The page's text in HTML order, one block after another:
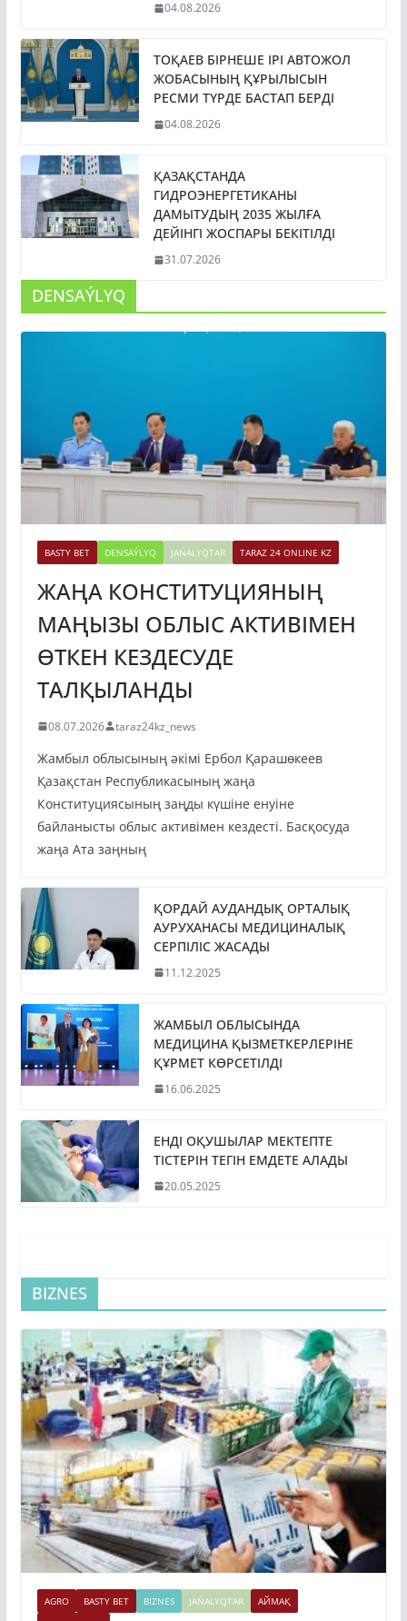
04.08.2026
ТОҚАЕВ БІРНЕШЕ ІРІ АВТОЖОЛ
ЖОБАСЫНЫҢ ҚҰРЫЛЫСЫН
РЕСМИ ТҮРДЕ БАСТАП БЕРДІ
04.08.2026
ҚАЗАҚСТАНДА
ГИДРОЭНЕРГЕТИКАНЫ
ДАМЫТУДЫҢ 2035 ЖЫЛҒА
ДЕЙІНГІ ЖОСПАРЫ БЕКІТІЛДІ
31.07.2026
DENSAÝLYQ
BASTY BET DENSAÝLYQ JAŃALYQTAR TARAZ 24 ONLINE KZ
ЖАҢА КОНСТИТУЦИЯНЫҢ
МАҢЫЗЫ ОБЛЫС АКТИВІМЕН
ӨТКЕН КЕЗДЕСУДЕ
ТАЛҚЫЛАНДЫ
08.07.2026 taraz24kz_news
Жамбыл облысының әкімі Ербол Қарашөкеев
Қазақстан Республикасының жаңа
Конституциясының заңды күшіне енуіне
байланысты облыс активімен кездесті. Басқосуда
жаңа Ата заңның
ҚОРДАЙ АУДАНДЫҚ ОРТАЛЫҚ
АУРУХАНАСЫ МЕДИЦИНАЛЫҚ
СЕРПІЛІС ЖАСАДЫ
11.12.2025
ЖАМБЫЛ ОБЛЫСЫНДА
МЕДИЦИНА ҚЫЗМЕТКЕРЛЕРІНЕ
ҚҰРМЕТ КӨРСЕТІЛДІ
16.06.2025
ЕНДІ ОҚУШЫЛАР МЕКТЕПТЕ
ТІСТЕРІН ТЕГІН ЕМДЕТЕ АЛАДЫ
20.05.2025
BIZNES
AGRO BASTY BET BIZNES JAŃALYQTAR
АЙМАҚ